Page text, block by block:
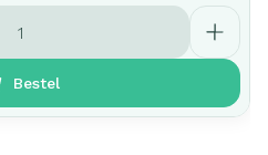
Bestel